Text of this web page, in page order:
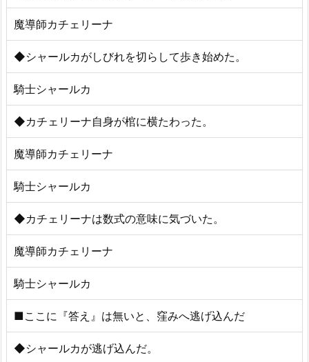
魔導師カチェリーナ
◆シャールカがしびれを切らして歩き始めた。
騎士シャールカ
◆カチェリーナ自身が棺に横たわった。
魔導師カチェリーナ
騎士シャールカ
◆カチェリーナは数式の意味に気づいた。
魔導師カチェリーナ
騎士シャールカ
■ここに『答え』は無いと、窪みへ逃げ込んだ
◆シャールカが逃げ込んだ。